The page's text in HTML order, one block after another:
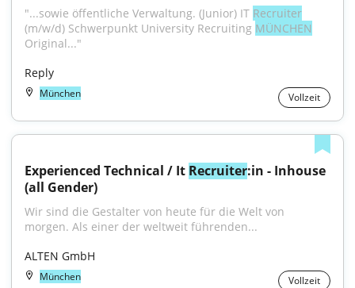
"...sowie öffentliche Verwaltung. (Junior) IT Recruiter
(m/w/d) Schwerpunkt University Recruiting MÜNCHEN
Original..."
Reply
München Vollzeit
Experienced Technical / It Recruiter:in - Inhouse
(all Gender)
Wir sind die Gestalter von heute für die Welt von
morgen. Als einer der weltweit führenden...
ALTEN GmbH
München Vollzeit